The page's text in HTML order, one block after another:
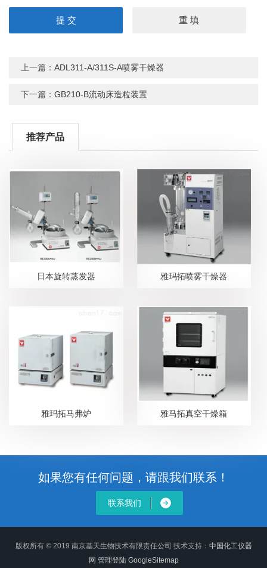
上一篇：ADL311-A/311S-A喷雾干燥器
下一篇：GB210-B流动床造粒装置
推荐产品
日本旋转蒸发器 雅玛拓喷雾干燥器
雅玛拓马弗炉 雅马拓真空干燥箱
如果您有任何问题，请跟我们联系！
联系我们
版权所有 © 2019 南京基天生物技术有限责任公司 技术支持： 中国化工仪器
网 管理登陆 GoogleSitemap